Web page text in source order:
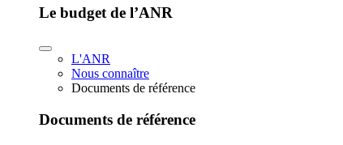
Le budget de l’ANR
L'ANR
Nous connaître
Documents de référence
Documents de référence